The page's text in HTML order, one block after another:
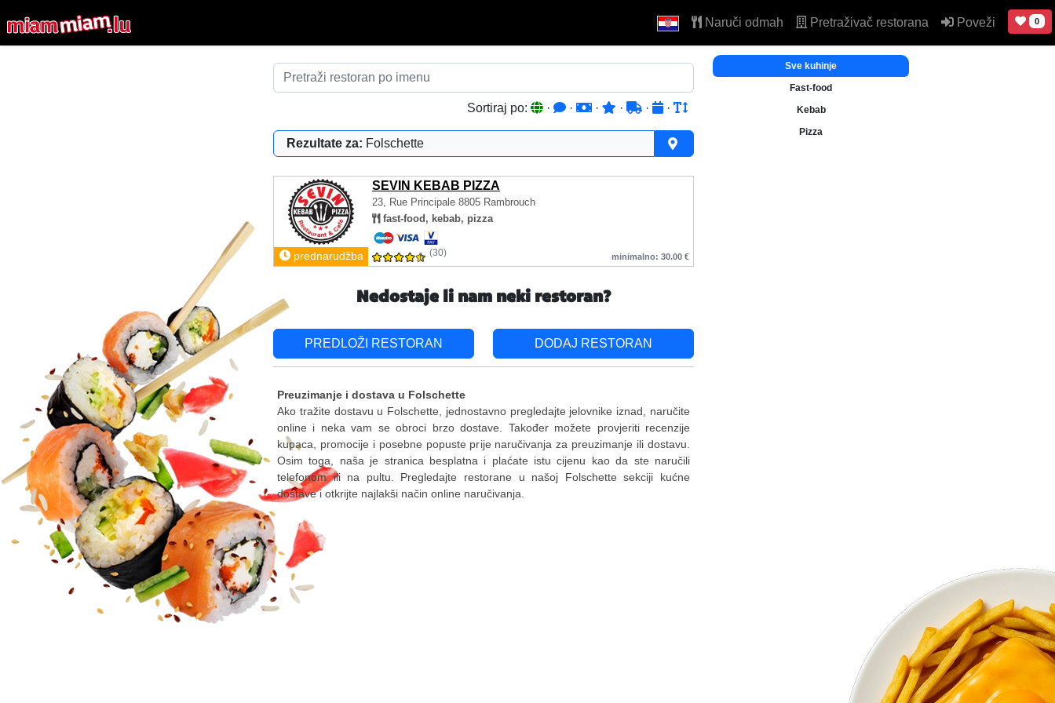
Naruči odmah Pretraživač restorana Poveži 0
Sortiraj po: · · · · · ·
Rezultate za: Folschette
SEVIN KEBAB PIZZA
23, Rue Principale 8805 Rambrouch
fast-food, kebab, pizza
prednarudžba (30) minimalno: 30.00 €
Sve kuhinje
Fast-food
Kebab
Pizza
Nedostaje li nam neki restoran?
PREDLOŽI RESTORAN DODAJ RESTORAN
Preuzimanje i dostava u Folschette
Ako tražite dostavu u Folschette, jednostavno pregledajte jelovnike iznad, naručite
online i neka vam se obroci brzo dostave. Također možete provjeriti recenzije
kupaca, promocije i posebne popuste prije naručivanja za preuzimanje ili dostavu.
Osim toga, naša je stranica besplatna i plaćate istu cijenu kao da ste naručili
telefonom ili na pultu. Pregledajte restorane u našoj Folschette sekciji kućne
dostave i otkrijte najlakši način online naručivanja.